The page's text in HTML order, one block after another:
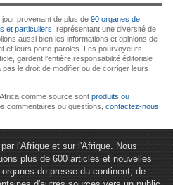
provenant de plus de 90 organes de
et particuliers , représentant une diversité de
aussi bien les informations et opinions de
et leurs porte-paroles. Les pourvoyeurs
gardent l'entière responsabilité éditoriale
le droit de modifier ou de corriger leurs
comme source sont produits ou
commentaires ou questions, contactez-nous
l'Afrique et sur l'Afrique. Nous
plus de 600 articles et nouvelles
de presse du continent, de